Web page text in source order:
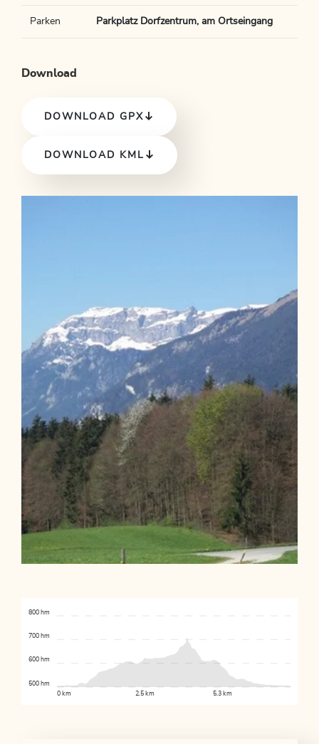
Parken Parkplatz Dorfzentrum, am Ortseingang
Download
DOWNLOAD GPX
DOWNLOAD KML
0 km 2.5 km 5.3 km
500 hm
600 hm
700 hm
800 hm